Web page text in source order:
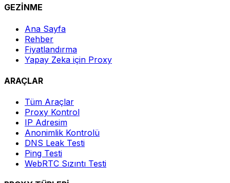
GEZİNME
Ana Sayfa
Rehber
Fiyatlandırma
Yapay Zeka için Proxy
ARAÇLAR
Tüm Araçlar
Proxy Kontrol
IP Adresim
Anonimlik Kontrolü
DNS Leak Testi
Ping Testi
WebRTC Sızıntı Testi